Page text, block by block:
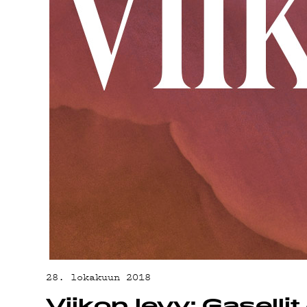
G LIVELAB
YSTÄVÄKLUBI
TIETOSUOJA
28. lokakuun 2018